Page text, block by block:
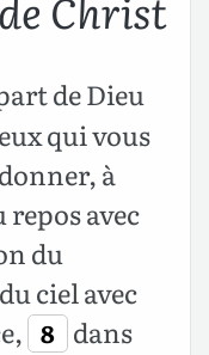
de Dieu
qui vous
à
repos avec
du
ciel avec
8 dans